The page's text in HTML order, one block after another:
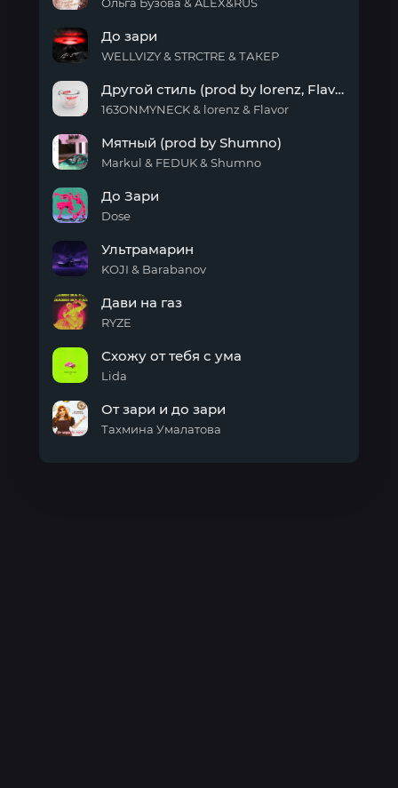
страна
зари
До зари
WELLVIZY & STRCTRE & ТАКЕР
стиль
(prod
lorenz,
Flavor)
Другой стиль (prod by lorenz, Flavor)
163ONMYNECK & lorenz & Flavor
(prod
by
Мятный (prod by Shumno)
Markul & FEDUK & Shumno
Зари
До Зари
Dose
Ультрамарин
KOJI & Barabanov
на
газ
Дави на газ
RYZE
от
тебя
Схожу от тебя с ума
Lida
От зари и до зари
Тахмина Умалатова